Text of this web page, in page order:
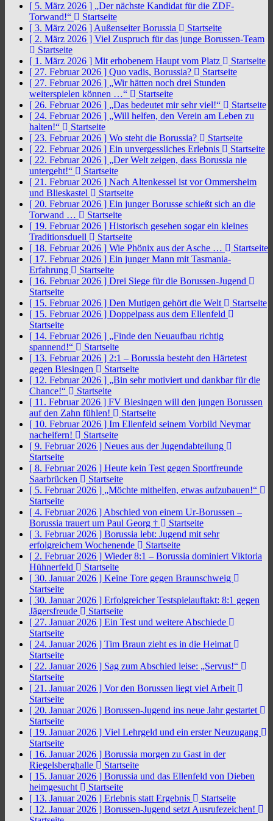
[ 5. März 2026 ] „Der nächste Kandidat für die ZDF-
Torwand!“
Startseite
[ 3. März 2026 ] Außenseiter Borussia
Startseite
[ 2. März 2026 ] Viel Zuspruch für das junge Borussen-Team
Startseite
[ 1. März 2026 ] Mit erhobenem Haupt vom Platz
Startseite
[ 27. Februar 2026 ] Quo vadis, Borussia?
Startseite
[ 27. Februar 2026 ] „Wir hätten noch drei Stunden
weiterspielen können …“
Startseite
[ 26. Februar 2026 ] „Das bedeutet mir sehr viel!“
Startseite
[ 24. Februar 2026 ] „Will helfen, den Verein am Leben zu
halten!“
Startseite
[ 23. Februar 2026 ] Wo steht die Borussia?
Startseite
[ 22. Februar 2026 ] Ein unvergessliches Erlebnis
Startseite
[ 22. Februar 2026 ] „Der Welt zeigen, dass Borussia nie
untergeht!“
Startseite
[ 21. Februar 2026 ] Nach Altenkessel ist vor Ommersheim
und Blieskastel
Startseite
[ 20. Februar 2026 ] Ein junger Borusse schießt sich an die
Torwand …
Startseite
[ 19. Februar 2026 ] Historisch gesehen sogar ein kleines
Traditionsduell
Startseite
[ 18. Februar 2026 ] Wie Phönix aus der Asche …
Startseite
[ 17. Februar 2026 ] Ein junger Mann mit Tasmania-
Erfahrung
Startseite
[ 16. Februar 2026 ] Drei Siege für die Borussen-Jugend
Startseite
[ 15. Februar 2026 ] Den Mutigen gehört die Welt
Startseite
[ 15. Februar 2026 ] Doppelpass aus dem Ellenfeld
Startseite
[ 14. Februar 2026 ] „Finde den Neuaufbau richtig
spannend!“
Startseite
[ 13. Februar 2026 ] 2:1 – Borussia besteht den Härtetest
gegen Biesingen
Startseite
[ 12. Februar 2026 ] „Bin sehr motiviert und dankbar für die
Chance!“
Startseite
[ 11. Februar 2026 ] FV Biesingen will den jungen Borussen
auf den Zahn fühlen!
Startseite
[ 10. Februar 2026 ] Im Ellenfeld seinem Vorbild Neymar
nacheifern!
Startseite
[ 9. Februar 2026 ] Neues aus der Jugendabteilung
Startseite
[ 8. Februar 2026 ] Heute kein Test gegen Sportfreunde
Saarbrücken
Startseite
[ 5. Februar 2026 ] „Möchte mithelfen, etwas aufzubauen!“
Startseite
[ 4. Februar 2026 ] Abschied von einem Ur-Borussen –
Borussia trauert um Paul Georg †
Startseite
[ 3. Februar 2026 ] Borussia lebt: Jugend mit sehr
erfolgreichem Wochenende
Startseite
[ 2. Februar 2026 ] Wieder 8:1 – Borussia dominiert Viktoria
Hühnerfeld
Startseite
[ 30. Januar 2026 ] Keine Tore gegen Braunschweig
Startseite
[ 30. Januar 2026 ] Erfolgreicher Testspielauftakt: 8:1 gegen
Jägersfreude
Startseite
[ 27. Januar 2026 ] Ein Test und weitere Abschiede
Startseite
[ 24. Januar 2026 ] Tim Braun zieht es in die Heimat
Startseite
[ 22. Januar 2026 ] Sag zum Abschied leise: „Servus!“
Startseite
[ 21. Januar 2026 ] Vor den Borussen liegt viel Arbeit
Startseite
[ 20. Januar 2026 ] Borussen-Jugend ins neue Jahr gestartet
Startseite
[ 19. Januar 2026 ] Viel Lehrgeld und ein erster Neuzugang
Startseite
[ 16. Januar 2026 ] Borussia morgen zu Gast in der
Riegelsberghalle
Startseite
[ 15. Januar 2026 ] Borussia und das Ellenfeld von Dieben
heimgesucht
Startseite
[ 13. Januar 2026 ] Erlebnis statt Ergebnis
Startseite
[ 12. Januar 2026 ] Borussen-Jugend setzt Ausrufezeichen!